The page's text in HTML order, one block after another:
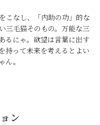
なし、「内助の功」的な
三毛猫そのもの。万能な三
るにゃ。欲望は言葉に出す
って未来を考えるとよい
ん。
ン